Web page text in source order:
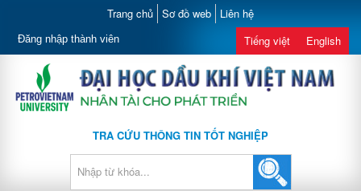
Trang chủ Sơ đồ web Liên hệ
Đăng nhập thành viên Tiếng việt English
TRA CỨU THÔNG TIN TỐT NGHIỆP